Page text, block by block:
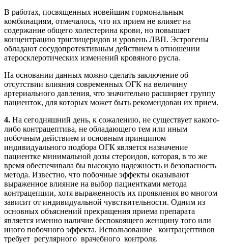
В работах, посвященных новейшим гормональным
комбинациям, отмечалось, что их прием не влияет на
содержание общего холестерина крови, но повышает
концентрацию триглицеридов и уровень ЛВП. Эстрогены
обладают сосудопротективным действием в отношении
атеросклеротических изменений кровяного русла.
На основании данных можно сделать заключение об
отсутствии влияния современных ОГК на величину
артериального давления, что значительно расширяет группу
пациенток, для которых может быть рекомендован их прием.
4. На сегодняшний день, к сожалению, не существует какого-
либо контрацептива, не обладающего тем или иным
побочным действием и основным принципом
индивидуального подбора ОГК является назначение
пациентке минимальной дозы стероидов, которая, в то же
время обеспечивала бы высокую надежность и безопасность
метода. Известно, что побочные эффекты оказывают
выраженное влияние на выбор пациентками метода
контрацепции, хотя выраженность их проявления во многом
зависит от индивидуальной чувствительности. Одним из
основных объяснений прекращения приема препарата
является именно наличие беспокоящего женщину того или
иного побочного эффекта. Использование контрацептивов
требует регулярного врачебного контроля.